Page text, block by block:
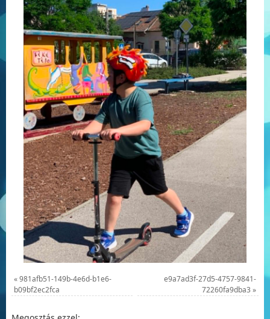
«981afb51-149b-4e6d-b1e6-
b09bf2ec2fca
e9a7ad3f-27d5-4757-9841-
72260fa9dba3 »